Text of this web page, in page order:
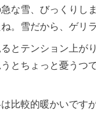
な雪、びっくりし
。雪だから、ゲリ
とテンション上が
うとちょっと憂うつ
は比較的暖かいです